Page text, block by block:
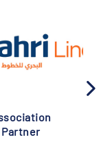
Partner